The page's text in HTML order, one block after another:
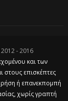
- 2016
και των
στους επισκέπτες
ή επανεκπομπή
χωρίς γραπτή